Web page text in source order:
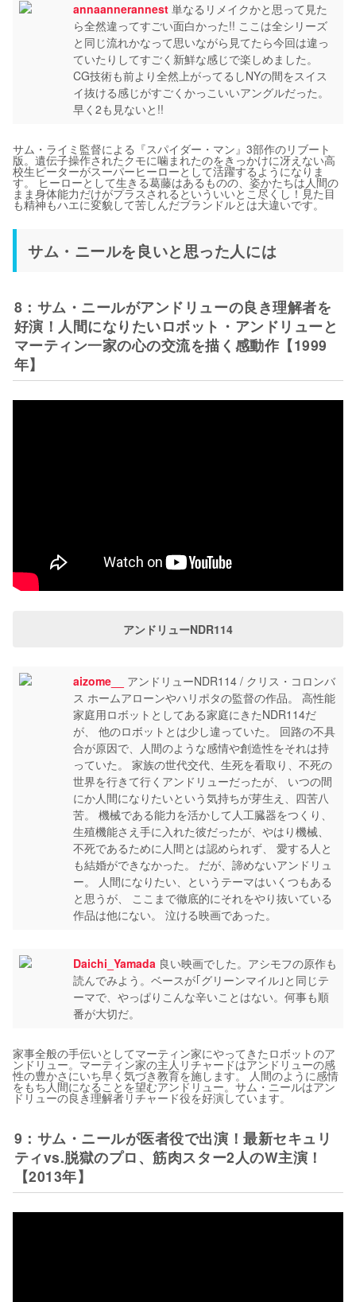
annaannerannest 単なるリメイクかと思って見た
ら全然違ってすごい面白かった!! ここは全シリーズ
と同じ流れかなって思いながら見てたら今回は違っ
ていたりしてすごく新鮮な感じで楽しめました。
CG技術も前より全然上がってるしNYの間をスイス
イ抜ける感じがすごくかっこいいアングルだった。
早く2も見ないと!!
サム・ライミ監督による『スパイダー・マン』3部作のリブート
版。遺伝子操作されたクモに噛まれたのをきっかけに冴えない高
校生ピーターがスーパーヒーローとして活躍するようになりま
す。 ヒーローとして生きる葛藤はあるものの、姿かたちは人間の
まま身体能力だけがプラスされるといういいとこ尽くし！見た目
も精神もハエに変貌して苦しんだブランドルとは大違いです。
サム・ニールを良いと思った人には
8：サム・ニールがアンドリューの良き理解者を
好演！人間になりたいロボット・アンドリューと
マーティン一家の心の交流を描く感動作【1999
年】
アンドリューNDR114
aizome__
アンドリューNDR114 / クリス・コロンバ
ス ホームアローンやハリポタの監督の作品。 高性能
家庭用ロボットとしてある家庭にきたNDR114だ
が、 他のロボットとは少し違っていた。 回路の不具
合が原因で、人間のような感情や創造性をそれは持
っていた。 家族の世代交代、生死を看取り、不死の
世界を行きて行くアンドリューだったが、 いつの間
にか人間になりたいという気持ちが芽生え、四苦八
苦。 機械である能力を活かして人工臓器をつくり、
生殖機能さえ手に入れた彼だったが、やはり機械、
不死であるために人間とは認められず、 愛する人と
も結婚ができなかった。 だが、諦めないアンドリュ
ー。 人間になりたい、というテーマはいくつもある
と思うが、 ここまで徹底的にそれをやり抜いている
作品は他にない。 泣ける映画であった。
Daichi_Yamada 良い映画でした。アシモフの原作も
読んでみよう。ベースが｢グリーンマイル｣と同じテ
ーマで、やっぱりこんな辛いことはない。何事も順
番が大切だ。
家事全般の手伝いとしてマーティン家にやってきたロボットのア
ンドリュー。マーティン家の主人リチャードはアンドリューの感
性の豊かさにいち早く気づき教育を施します。 人間のように感情
をもち人間になることを望むアンドリュー。サム・ニールはアン
ドリューの良き理解者リチャード役を好演しています。
9：サム・ニールが医者役で出演！最新セキュリ
ティvs.脱獄のプロ、筋肉スター2人のW主演！
【2013年】